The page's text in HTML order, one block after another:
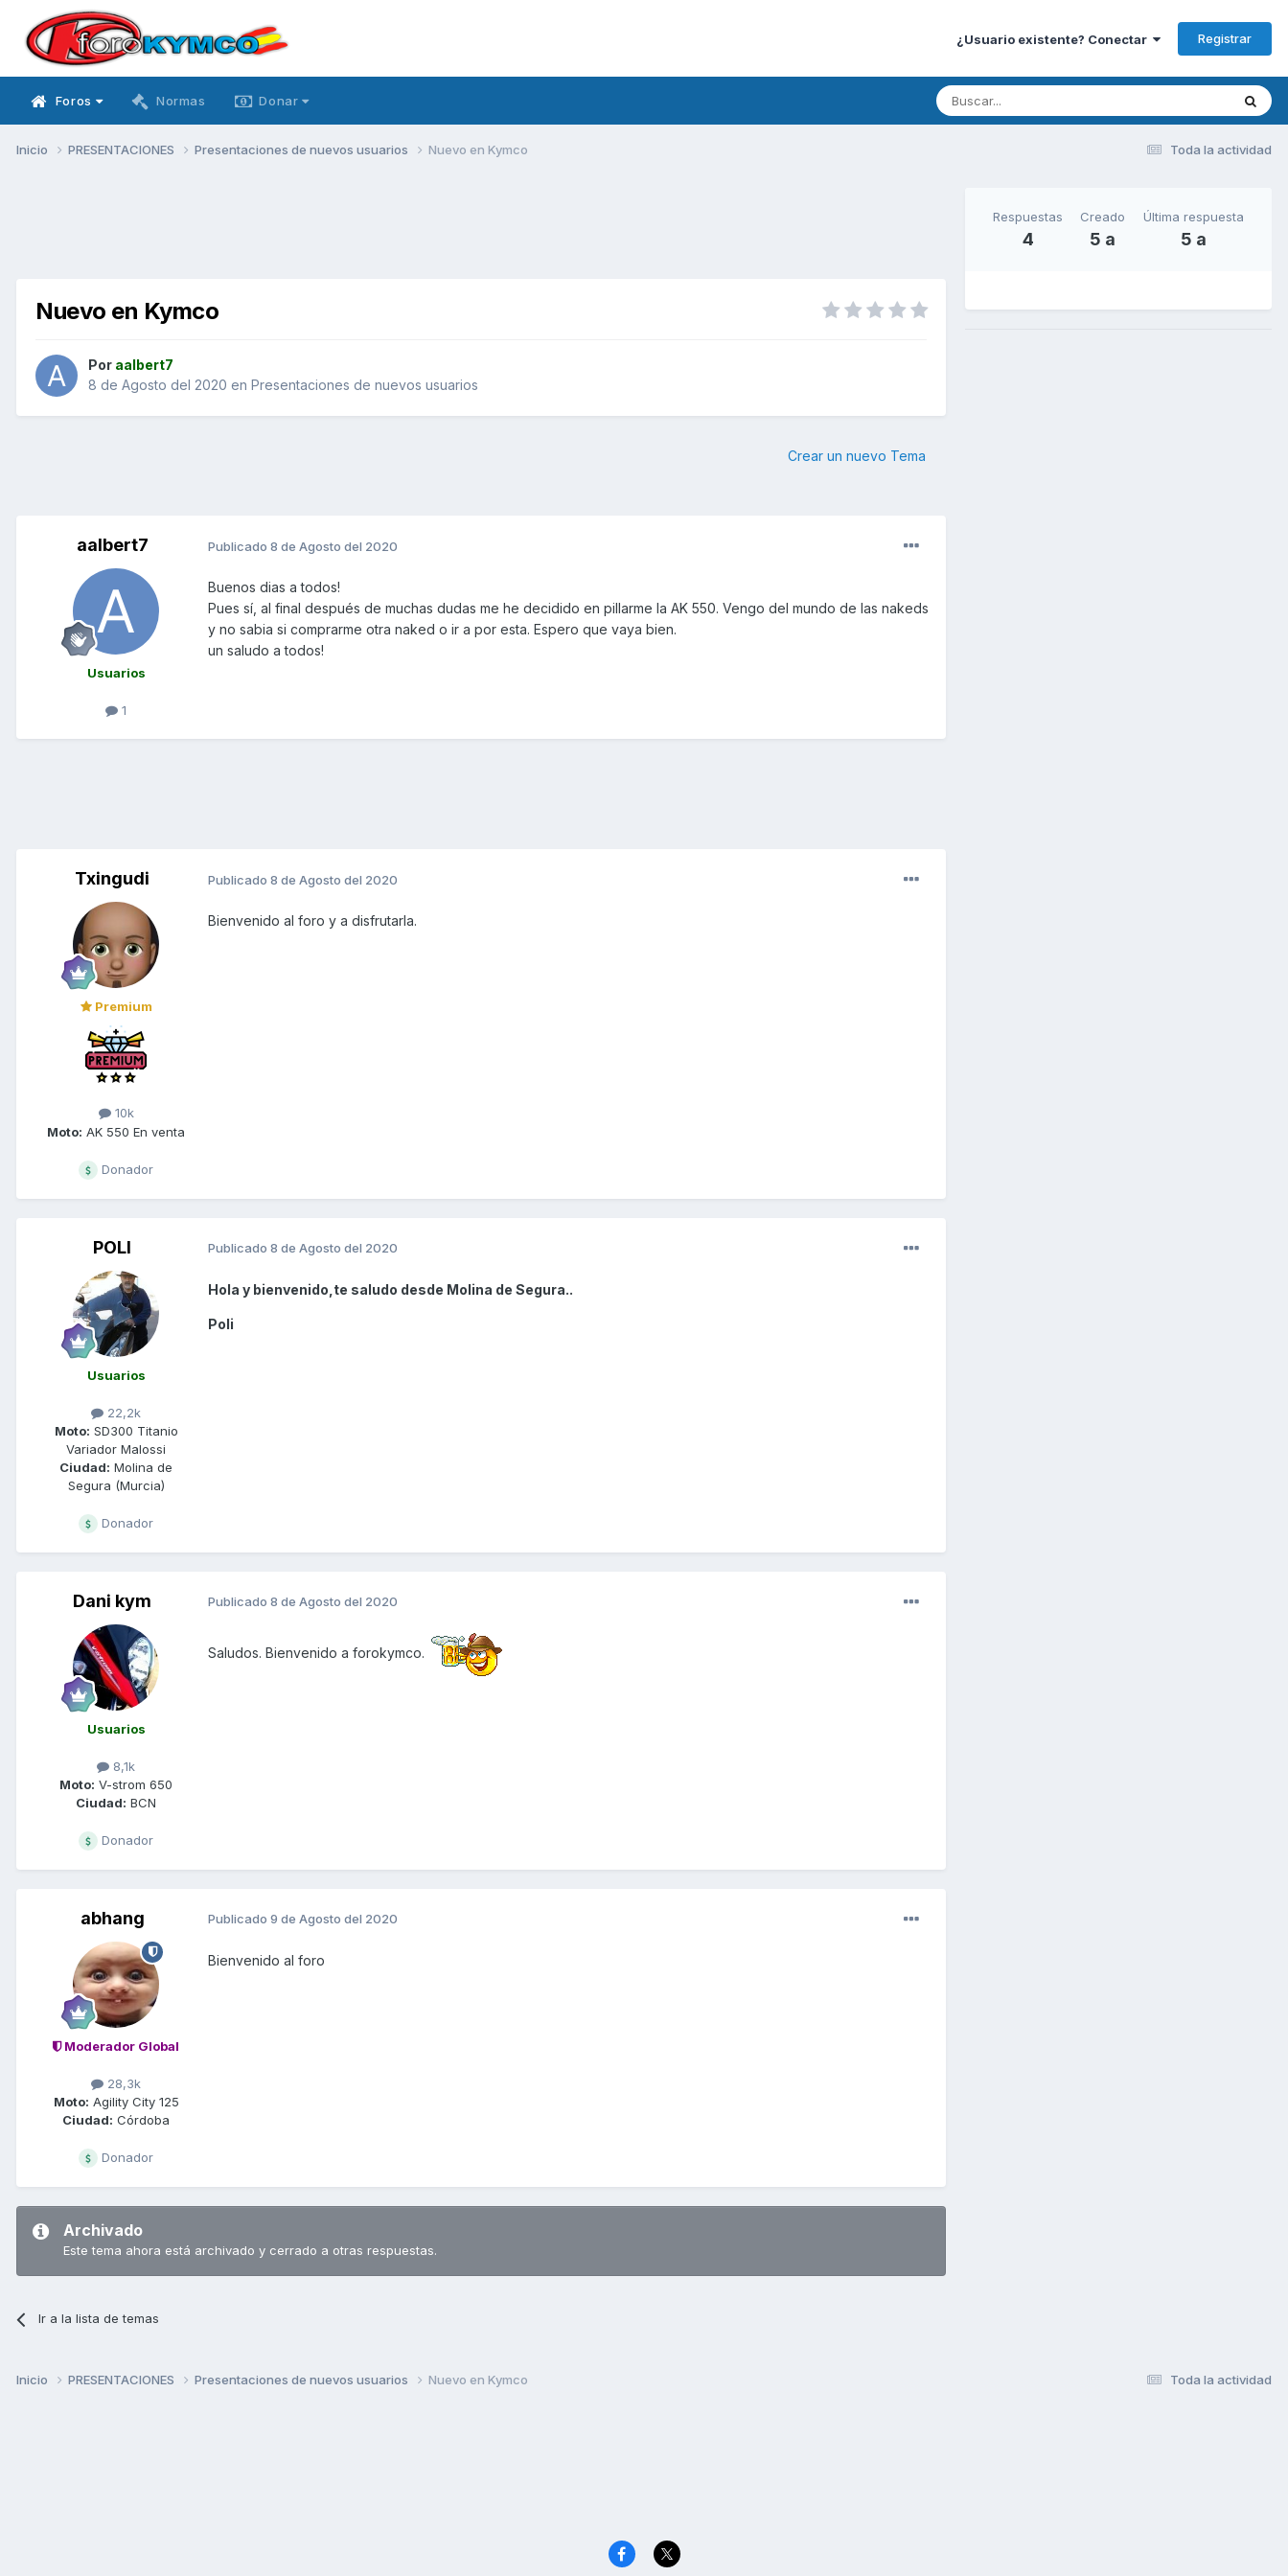
¿Usuario existente? Conectar Registrar
Foros Normas Donar
Toda la actividad
Inicio PRESENTACIONES Presentaciones de nuevos usuarios Nuevo en Kymco
Nuevo en Kymco
Por aalbert7
8 de Agosto del 2020 en Presentaciones de nuevos usuarios
Crear un nuevo Tema
aalbert7
Usuarios
1
Publicado 8 de Agosto del 2020
Buenos dias a todos!
Pues sí, al final después de muchas dudas me he decidido en pillarme la AK 550. Vengo del mundo de las nakeds
y no sabia si comprarme otra naked o ir a por esta. Espero que vaya bien.
un saludo a todos!
Txingudi
Premium
10k
Moto: AK 550 En venta
Donador
Publicado 8 de Agosto del 2020
Bienvenido al foro y a disfrutarla.
POLI
Usuarios
22,2k
Moto: SD300 Titanio
Variador Malossi
Ciudad: Molina de
Segura (Murcia)
Donador
Publicado 8 de Agosto del 2020
Hola y bienvenido,te saludo desde Molina de Segura..
Poli
Dani kym
Usuarios
8,1k
Moto: V-strom 650
Ciudad: BCN
Donador
Publicado 8 de Agosto del 2020
Saludos. Bienvenido a forokymco.
abhang
Moderador Global
28,3k
Moto: Agility City 125
Ciudad: Córdoba
Donador
Publicado 9 de Agosto del 2020
Bienvenido al foro
Archivado
Este tema ahora está archivado y cerrado a otras respuestas.
Ir a la lista de temas
Respuestas
4
Creado
5 a
Última respuesta
5 a
Toda la actividad
Inicio PRESENTACIONES Presentaciones de nuevos usuarios Nuevo en Kymco